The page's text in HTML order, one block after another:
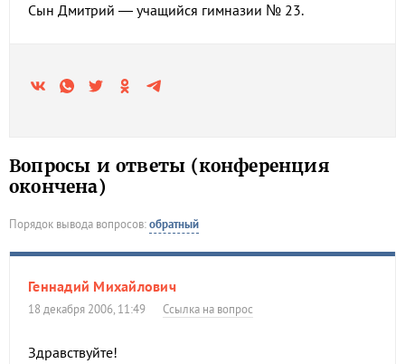
Сын Дмитрий — учащийся гимназии № 23.
Вопросы и ответы (конференция
окончена)
Порядок вывода вопросов:обратный
Геннадий Михайлович
18 декабря 2006, 11:49 Ссылка на вопрос
Здравствуйте!